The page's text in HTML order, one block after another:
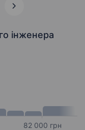
інженера
82 000 грн